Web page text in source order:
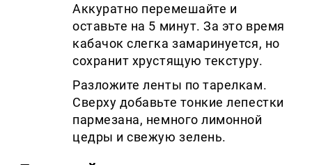
Аккуратно перемешайте и
оставьте на 5 минут. За это время
кабачок слегка замаринуется, но
сохранит хрустящую текстуру.
Разложите ленты по тарелкам.
Сверху добавьте тонкие лепестки
пармезана, немного лимонной
цедры и свежую зелень.